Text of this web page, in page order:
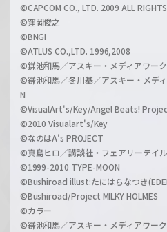
©CAPCOM CO., LTD. 2009 ALL RIGHTS
©窪岡俊之
©BNGI
©ATLUS CO.,LTD. 1996,2008
©鎌池和馬／アスキー・メディアワー
©鎌池和馬／冬川基／アスキー・メデ
N
©VisualArt's/Key/Angel Beats!
©2010 Visualart's/Key
©なのはA's PROJECT
©真島ヒロ／講談社・フェアリーテイ
©1999-2010 TYPE-MOON
©Bushiroad illust:たにはらなつき
©Bushiroad/Project MILKY HOLMES
©カラー
©鎌池和馬／アスキー・メディアワーク